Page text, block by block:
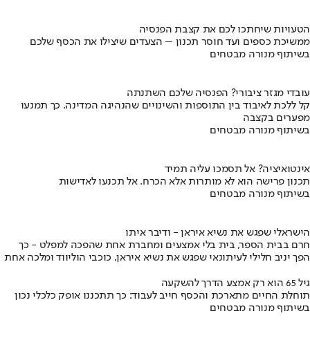
הטעויות שיחתכו לכם את קצבת הפנסיה
ממשיכת כספים ועד חוסר תכנון – הצעדים שיצילו את הכסף שלכם
בשיתוף מנורה מבטחים
עובדי מגזר ציבורי? הפנסיה שלכם השתנתה
קל ללכת לאיבוד בין התוספות והשינויים שהנהיגה המדינה. כך תמנעו
מפערים בקצבה
בשיתוף מנורה מבטחים
אינטואיציה? אל תסמכו עליה תמיד
תכנון פרישה הוא לא מותרות אלא הכרח. אל תכנעו לאדישות
בשיתוף מנורה מבטחים
הישראלי שפגש את נשיא איראן - ודיבר איתו
חרם בבית הספר, בית בלי אמצעים ומחברת אחת שהפכה למפלט - כך
הפך יניב חלילי לעיתונאי שפגש את נשיא איראן, כוכבי הוליווד ומלכה אחת
גיל 65 הוא רק אמצע הדרך להשקעה
תוחלת החיים מתארכת והכסף חייב לעבוד: כך תתכננו אופק כלכלי נכון
בשיתוף מנורה מבטחים